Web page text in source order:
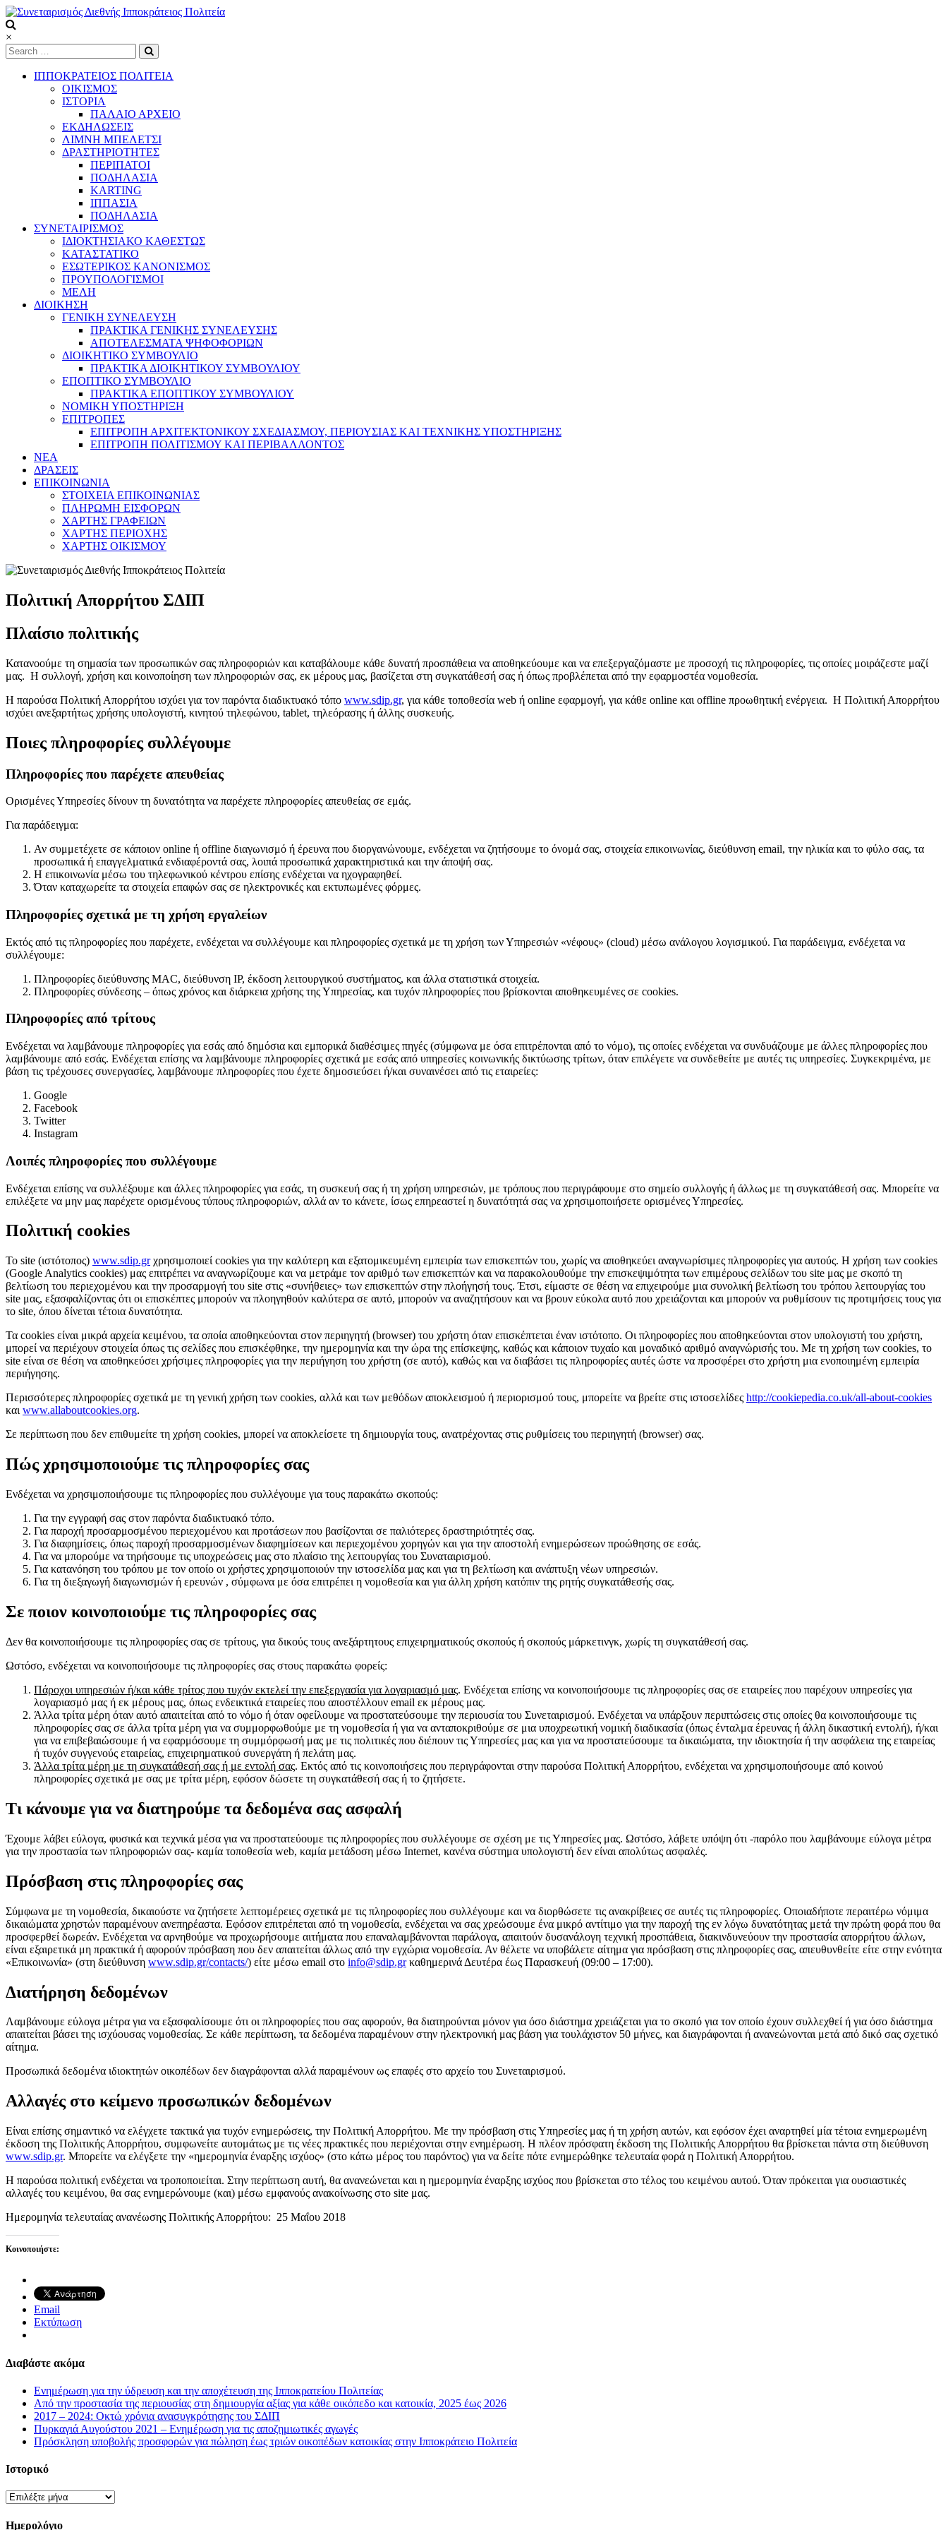
Skip
to
content
Συνεταιρισμός
Διεθνής
Ιπποκράτειος
Πολιτεία
×
ΙΠΠΟΚΡΑΤΕΙΟΣ ΠΟΛΙΤΕΙΑ
ΟΙΚΙΣΜΟΣ
ΙΣΤΟΡΙΑ
ΠΑΛΑΙΟ ΑΡΧΕΙΟ
ΕΚΔΗΛΩΣΕΙΣ
ΛΙΜΝΗ ΜΠΕΛΕΤΣΙ
ΔΡΑΣΤΗΡΙΟΤΗΤΕΣ
ΠΕΡΙΠΑΤΟΙ
ΠΟΔΗΛΑΣΙΑ
KARTING
ΙΠΠΑΣΙΑ
ΠΟΔΗΛΑΣΙΑ
ΣΥΝΕΤΑΙΡΙΣΜΟΣ
ΙΔΙΟΚΤΗΣΙΑΚΟ ΚΑΘΕΣΤΩΣ
ΚΑΤΑΣΤΑΤΙΚΟ
ΕΣΩΤΕΡΙΚΟΣ ΚΑΝΟΝΙΣΜΟΣ
ΠΡΟΥΠΟΛΟΓΙΣΜΟΙ
ΜΕΛΗ
ΔΙΟΙΚΗΣΗ
ΓΕΝΙΚΗ ΣΥΝΕΛΕΥΣΗ
ΠΡΑΚΤΙΚΑ ΓΕΝΙΚΗΣ ΣΥΝΕΛΕΥΣΗΣ
ΑΠΟΤΕΛΕΣΜΑΤΑ ΨΗΦΟΦΟΡΙΩΝ
ΔΙΟΙΚΗΤΙΚΟ ΣΥΜΒΟΥΛΙΟ
ΠΡΑΚΤΙΚΑ ΔΙΟΙΚΗΤΙΚΟΥ ΣΥΜΒΟΥΛΙΟΥ
ΕΠΟΠΤΙΚΟ ΣΥΜΒΟΥΛΙΟ
ΠΡΑΚΤΙΚΑ ΕΠΟΠΤΙΚΟΥ ΣΥΜΒΟΥΛΙΟΥ
ΝΟΜΙΚΗ ΥΠΟΣΤΗΡΙΞΗ
ΕΠΙΤΡΟΠΕΣ
ΕΠΙΤΡΟΠΗ ΑΡΧΙΤΕΚΤΟΝΙΚΟΥ ΣΧΕΔΙΑΣΜΟΥ, ΠΕΡΙΟΥΣΙΑΣ ΚΑΙ ΤΕΧΝΙΚΗΣ ΥΠΟΣΤΗΡΙΞΗΣ
ΕΠΙΤΡΟΠΗ ΠΟΛΙΤΙΣΜΟΥ ΚΑΙ ΠΕΡΙΒΑΛΛΟΝΤΟΣ
NEA
ΔΡΑΣΕΙΣ
ΕΠΙΚΟΙΝΩΝΙΑ
ΣΤΟΙΧΕΙΑ ΕΠΙΚΟΙΝΩΝΙΑΣ
ΠΛΗΡΩΜΗ ΕΙΣΦΟΡΩΝ
ΧΑΡΤΗΣ ΓΡΑΦΕΙΩΝ
ΧΑΡΤΗΣ ΠΕΡΙΟΧΗΣ
ΧΑΡΤΗΣ ΟΙΚΙΣΜΟΥ
Πολιτική Απορρήτου ΣΔΙΠ
Πλαίσιο πολιτικής
Κατανοούμε τη σημασία των προσωπικών σας πληροφοριών και καταβάλουμε κάθε δυνατή προσπάθεια να αποθηκεύουμε και να επεξεργαζόμαστε με προσοχή τις πληροφορίες, τις οποίες μοιράζεστε μαζί
μας. Η συλλογή, χρήση και κοινοποίηση των πληροφοριών σας, εκ μέρους μας, βασίζεται στη συγκατάθεσή σας ή όπως προβλέπεται από την εφαρμοστέα νομοθεσία.
Η παρούσα Πολιτική Απορρήτου ισχύει για τον παρόντα διαδικτυακό τόπο www.sdip.gr, για κάθε τοποθεσία web ή online εφαρμογή, για κάθε online και offline προωθητική ενέργεια. Η Πολιτική Απορρήτου
ισχύει ανεξαρτήτως χρήσης υπολογιστή, κινητού τηλεφώνου, tablet, τηλεόρασης ή άλλης συσκευής.
Ποιες πληροφορίες συλλέγουμε
Πληροφορίες που παρέχετε απευθείας
Ορισμένες Υπηρεσίες δίνουν τη δυνατότητα να παρέχετε πληροφορίες απευθείας σε εμάς.
Για παράδειγμα:
Αν συμμετέχετε σε κάποιον online ή offline διαγωνισμό ή έρευνα που διοργανώνουμε, ενδέχεται να ζητήσουμε το όνομά σας, στοιχεία επικοινωνίας, διεύθυνση email, την ηλικία και το φύλο σας, τα
προσωπικά ή επαγγελματικά ενδιαφέροντά σας, λοιπά προσωπικά χαρακτηριστικά και την άποψή σας.
Η επικοινωνία μέσω του τηλεφωνικού κέντρου επίσης ενδέχεται να ηχογραφηθεί.
Όταν καταχωρείτε τα στοιχεία επαφών σας σε ηλεκτρονικές και εκτυπωμένες φόρμες.
Πληροφορίες σχετικά με τη χρήση εργαλείων
Εκτός από τις πληροφορίες που παρέχετε, ενδέχεται να συλλέγουμε και πληροφορίες σχετικά με τη χρήση των Υπηρεσιών «νέφους» (cloud) μέσω ανάλογου λογισμικού. Για παράδειγμα, ενδέχεται να
συλλέγουμε:
Πληροφορίες διεύθυνσης MAC, διεύθυνση IP, έκδοση λειτουργικού συστήματος, και άλλα στατιστικά στοιχεία.
Πληροφορίες σύνδεσης – όπως χρόνος και διάρκεια χρήσης της Υπηρεσίας, και τυχόν πληροφορίες που βρίσκονται αποθηκευμένες σε cookies.
Πληροφορίες από τρίτους
Ενδέχεται να λαμβάνουμε πληροφορίες για εσάς από δημόσια και εμπορικά διαθέσιμες πηγές (σύμφωνα με όσα επιτρέπονται από το νόμο), τις οποίες ενδέχεται να συνδυάζουμε με άλλες πληροφορίες που
λαμβάνουμε από εσάς. Ενδέχεται επίσης να λαμβάνουμε πληροφορίες σχετικά με εσάς από υπηρεσίες κοινωνικής δικτύωσης τρίτων, όταν επιλέγετε να συνδεθείτε με αυτές τις υπηρεσίες. Συγκεκριμένα, με
βάση τις τρέχουσες συνεργασίες, λαμβάνουμε πληροφορίες που έχετε δημοσιεύσει ή/και συναινέσει από τις εταιρείες:
Google
Facebook
Twitter
Instagram
Λοιπές πληροφορίες που συλλέγουμε
Ενδέχεται επίσης να συλλέξουμε και άλλες πληροφορίες για εσάς, τη συσκευή σας ή τη χρήση υπηρεσιών, με τρόπους που περιγράφουμε στο σημείο συλλογής ή άλλως με τη συγκατάθεσή σας. Μπορείτε να
επιλέξετε να μην μας παρέχετε ορισμένους τύπους πληροφοριών, αλλά αν το κάνετε, ίσως επηρεαστεί η δυνατότητά σας να χρησιμοποιήσετε ορισμένες Υπηρεσίες.
Πολιτική cookies
Το site (ιστότοπος) www.sdip.grχρησιμοποιεί cookies για την καλύτερη και εξατομικευμένη εμπειρία των επισκεπτών του, χωρίς να αποθηκεύει αναγνωρίσιμες πληροφορίες για αυτούς. Η χρήση των cookies
(Google Analytics cookies) μας επιτρέπει να αναγνωρίζουμε και να μετράμε τον αριθμό των επισκεπτών και να παρακολουθούμε την επισκεψιμότητα των επιμέρους σελίδων του site μας με σκοπό τη
βελτίωση του περιεχομένου και την προσαρμογή του site στις «συνήθειες» των επισκεπτών στην πλοήγησή τους. Έτσι, είμαστε σε θέση να επιχειρούμε μια συνολική βελτίωση του τρόπου λειτουργίας του
site μας, εξασφαλίζοντας ότι οι επισκέπτες μπορούν να πλοηγηθούν καλύτερα σε αυτό, μπορούν να αναζητήσουν και να βρουν εύκολα αυτό που χρειάζονται και μπορούν να ρυθμίσουν τις προτιμήσεις τους για
το site, όπου δίνεται τέτοια δυνατότητα.
Τα cookies είναι μικρά αρχεία κειμένου, τα οποία αποθηκεύονται στον περιηγητή (browser) του χρήστη όταν επισκέπτεται έναν ιστότοπο. Οι πληροφορίες που αποθηκεύονται στον υπολογιστή του χρήστη,
μπορεί να περιέχουν στοιχεία όπως τις σελίδες που επισκέφθηκε, την ημερομηνία και την ώρα της επίσκεψης, καθώς και κάποιον τυχαίο και μοναδικό αριθμό αναγνώρισής του. Με τη χρήση των cookies, το
site είναι σε θέση να αποθηκεύσει χρήσιμες πληροφορίες για την περιήγηση του χρήστη (σε αυτό), καθώς και να διαβάσει τις πληροφορίες αυτές ώστε να προσφέρει στο χρήστη μια ενοποιημένη εμπειρία
περιήγησης.
Περισσότερες πληροφορίες σχετικά με τη γενική χρήση των cookies, αλλά και των μεθόδων αποκλεισμού ή περιορισμού τους, μπορείτε να βρείτε στις ιστοσελίδες http://cookiepedia.co.uk/all-about-cookies
και www.allaboutcookies.org.
Σε περίπτωση που δεν επιθυμείτε τη χρήση cookies, μπορεί να αποκλείσετε τη δημιουργία τους, ανατρέχοντας στις ρυθμίσεις του περιηγητή (browser) σας.
Πώς χρησιμοποιούμε τις πληροφορίες σας
Ενδέχεται να χρησιμοποιήσουμε τις πληροφορίες που συλλέγουμε για τους παρακάτω σκοπούς:
Για την εγγραφή σας στον παρόντα διαδικτυακό τόπο.
Για παροχή προσαρμοσμένου περιεχομένου και προτάσεων που βασίζονται σε παλιότερες δραστηριότητές σας.
Για διαφημίσεις, όπως παροχή προσαρμοσμένων διαφημίσεων και περιεχομένου χορηγών και για την αποστολή ενημερώσεων προώθησης σε εσάς.
Για να μπορούμε να τηρήσουμε τις υποχρεώσεις μας στο πλαίσιο της λειτουργίας του Συναταιρισμού.
Για κατανόηση του τρόπου με τον οποίο οι χρήστες χρησιμοποιούν την ιστοσελίδα μας και για τη βελτίωση και ανάπτυξη νέων υπηρεσιών.
Για τη διεξαγωγή διαγωνισμών ή ερευνών , σύμφωνα με όσα επιτρέπει η νομοθεσία και για άλλη χρήση κατόπιν της ρητής συγκατάθεσής σας.
Σε ποιον κοινοποιούμε τις πληροφορίες σας
Δεν θα κοινοποιήσουμε τις πληροφορίες σας σε τρίτους, για δικούς τους ανεξάρτητους επιχειρηματικούς σκοπούς ή σκοπούς μάρκετινγκ, χωρίς τη συγκατάθεσή σας.
Ωστόσο, ενδέχεται να κοινοποιήσουμε τις πληροφορίες σας στους παρακάτω φορείς:
Πάροχοι υπηρεσιών ή/και κάθε τρίτος που τυχόν εκτελεί την επεξεργασία για λογαριασμό μας. Ενδέχεται επίσης να κοινοποιήσουμε τις πληροφορίες σας σε εταιρείες που παρέχουν υπηρεσίες για
λογαριασμό μας ή εκ μέρους μας, όπως ενδεικτικά εταιρείες που αποστέλλουν email εκ μέρους μας.
Άλλα τρίτα μέρη όταν αυτό απαιτείται από το νόμο ή όταν οφείλουμε να προστατεύσουμε την περιουσία του Συνεταιρισμού. Ενδέχεται να υπάρξουν περιπτώσεις στις οποίες θα κοινοποιήσουμε τις
πληροφορίες σας σε άλλα τρίτα μέρη για να συμμορφωθούμε με τη νομοθεσία ή για να ανταποκριθούμε σε μια υποχρεωτική νομική διαδικασία (όπως ένταλμα έρευνας ή άλλη δικαστική εντολή), ή/και
για να επιβεβαιώσουμε ή να εφαρμόσουμε τη συμμόρφωσή μας με τις πολιτικές που διέπουν τις Υπηρεσίες μας και για να προστατεύσουμε τα δικαιώματα, την ιδιοκτησία ή την ασφάλεια της εταιρείας
ή τυχόν συγγενούς εταιρείας, επιχειρηματικού συνεργάτη ή πελάτη μας.
Άλλα τρίτα μέρη με τη συγκατάθεσή σας ή με εντολή σας. Εκτός από τις κοινοποιήσεις που περιγράφονται στην παρούσα Πολιτική Απορρήτου, ενδέχεται να χρησιμοποιήσουμε από κοινού
πληροφορίες σχετικά με σας με τρίτα μέρη, εφόσον δώσετε τη συγκατάθεσή σας ή το ζητήσετε.
Τι κάνουμε για να διατηρούμε τα δεδομένα σας ασφαλή
Έχουμε λάβει εύλογα, φυσικά και τεχνικά μέσα για να προστατεύουμε τις πληροφορίες που συλλέγουμε σε σχέση με τις Υπηρεσίες μας. Ωστόσο, λάβετε υπόψη ότι -παρόλο που λαμβάνουμε εύλογα μέτρα
για την προστασία των πληροφοριών σας- καμία τοποθεσία web, καμία μετάδοση μέσω Internet, κανένα σύστημα υπολογιστή δεν είναι απολύτως ασφαλές.
Πρόσβαση στις πληροφορίες σας
Σύμφωνα με τη νομοθεσία, δικαιούστε να ζητήσετε λεπτομέρειες σχετικά με τις πληροφορίες που συλλέγουμε και να διορθώσετε τις ανακρίβειες σε αυτές τις πληροφορίες. Οποιαδήποτε περαιτέρω νόμιμα
δικαιώματα χρηστών παραμένουν ανεπηρέαστα. Εφόσον επιτρέπεται από τη νομοθεσία, ενδέχεται να σας χρεώσουμε ένα μικρό αντίτιμο για την παροχή της εν λόγω δυνατότητας μετά την πρώτη φορά που θα
προσφερθεί δωρεάν. Ενδέχεται να αρνηθούμε να προχωρήσουμε αιτήματα που επαναλαμβάνονται παράλογα, απαιτούν δυσανάλογη τεχνική προσπάθεια, διακινδυνεύουν την προστασία απορρήτου άλλων,
είναι εξαιρετικά μη πρακτικά ή αφορούν πρόσβαση που δεν απαιτείται άλλως από την εγχώρια νομοθεσία. Αν θέλετε να υποβάλετε αίτημα για πρόσβαση στις πληροφορίες σας, απευθυνθείτε είτε στην ενότητα
«Επικοινωνία» (στη διεύθυνση www.sdip.gr/contacts/) είτε μέσω email στο info@sdip.grκαθημερινά Δευτέρα έως Παρασκευή (09:00 – 17:00).
Διατήρηση δεδομένων
Λαμβάνουμε εύλογα μέτρα για να εξασφαλίσουμε ότι οι πληροφορίες που σας αφορούν, θα διατηρούνται μόνον για όσο διάστημα χρειάζεται για το σκοπό για τον οποίο έχουν συλλεχθεί ή για όσο διάστημα
απαιτείται βάσει της ισχύουσας νομοθεσίας. Σε κάθε περίπτωση, τα δεδομένα παραμένουν στην ηλεκτρονική μας βάση για τουλάχιστον 50 μήνες, και διαγράφονται ή ανανεώνονται μετά από δικό σας σχετικό
αίτημα.
Προσωπικά δεδομένα ιδιοκτητών οικοπέδων δεν διαγράφονται αλλά παραμένουν ως επαφές στο αρχείο του Συνεταιρισμού.
Αλλαγές στο κείμενο προσωπικών δεδομένων
Είναι επίσης σημαντικό να ελέγχετε τακτικά για τυχόν ενημερώσεις, την Πολιτική Απορρήτου. Με την πρόσβαση στις Υπηρεσίες μας ή τη χρήση αυτών, και εφόσον έχει αναρτηθεί μία τέτοια ενημερωμένη
έκδοση της Πολιτικής Απορρήτου, συμφωνείτε αυτομάτως με τις νέες πρακτικές που περιέχονται στην ενημέρωση. Η πλέον πρόσφατη έκδοση της Πολιτικής Απορρήτου θα βρίσκεται πάντα στη διεύθυνση
www.sdip.gr. Μπορείτε να ελέγξετε την «ημερομηνία έναρξης ισχύος» (στο κάτω μέρος του παρόντος) για να δείτε πότε ενημερώθηκε τελευταία φορά η Πολιτική Απορρήτου.
Η παρούσα πολιτική ενδέχεται να τροποποιείται. Στην περίπτωση αυτή, θα ανανεώνεται και η ημερομηνία έναρξης ισχύος που βρίσκεται στο τέλος του κειμένου αυτού. Όταν πρόκειται για ουσιαστικές
αλλαγές του κειμένου, θα σας ενημερώνουμε (και) μέσω εμφανούς ανακοίνωσης στο site μας.
Ημερομηνία τελευταίας ανανέωσης Πολιτικής Απορρήτου: 25 Μαΐου 2018
Κοινοποιήστε:
Email
Εκτύπωση
Διαβάστε ακόμα
Ενημέρωση για την ύδρευση και την αποχέτευση της Ιπποκρατείου Πολιτείας
Από την προστασία της περιουσίας στη δημιουργία αξίας για κάθε οικόπεδο και κατοικία, 2025 έως 2026
2017 – 2024: Οκτώ χρόνια ανασυγκρότησης του ΣΔΙΠ
Πυρκαγιά Αυγούστου 2021 – Ενημέρωση για τις αποζημιωτικές αγωγές
Πρόσκληση υποβολής προσφορών για πώληση έως τριών οικοπέδων κατοικίας στην Ιπποκράτειο Πολιτεία
Ιστορικό
Ιστορικό
Ημερολόγιο